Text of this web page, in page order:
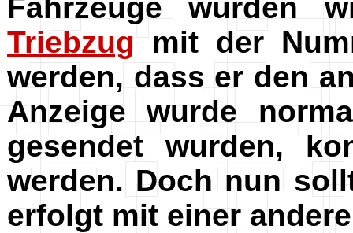
Fahrzeuge wurden
Triebzugmit der
werden, dass er den
Anzeige wurde
gesendet wurden,
werden. Doch nun
erfolgt mit einer